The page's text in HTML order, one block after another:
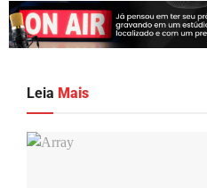
Leia Mais